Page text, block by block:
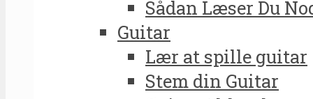
Sådan Læser Du
Guitar
Lær at spille guitar
Stem din Guitar